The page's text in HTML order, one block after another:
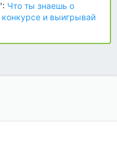
Что ты знаешь о
и выигрывай